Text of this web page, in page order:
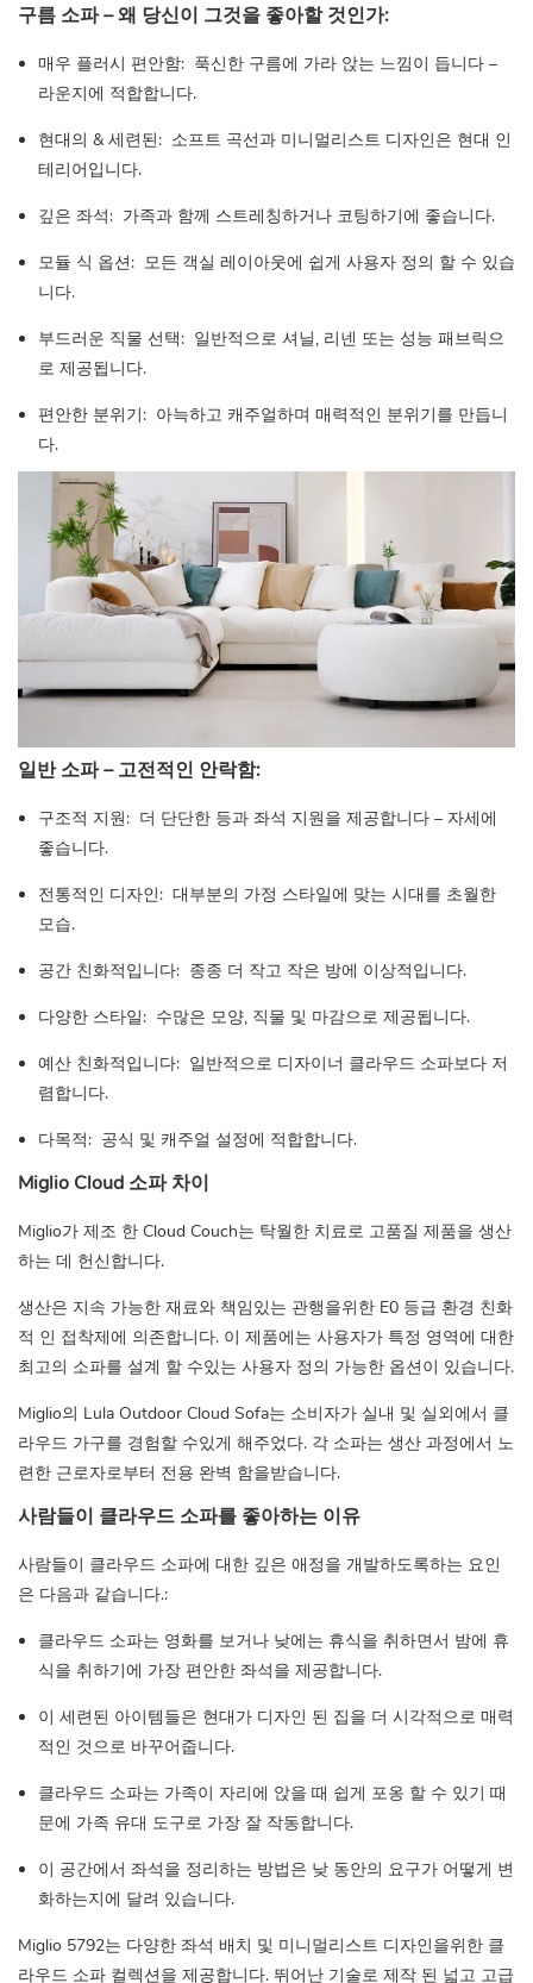
구름 소파 – 왜 당신이 그것을 좋아할 것인가:
매우 플러시 편안함: 푹신한 구름에 가라 앉는 느낌이 듭니다 –
라운지에 적합합니다.
현대의 & 세련된: 소프트 곡선과 미니멀리스트 디자인은 현대 인
테리어입니다.
깊은 좌석: 가족과 함께 스트레칭하거나 코팅하기에 좋습니다.
모듈 식 옵션: 모든 객실 레이아웃에 쉽게 사용자 정의 할 수 있습
니다.
부드러운 직물 선택: 일반적으로 셔닐, 리넨 또는 성능 패브릭으
로 제공됩니다.
편안한 분위기: 아늑하고 캐주얼하며 매력적인 분위기를 만듭니
다.
일반 소파 – 고전적인 안락함:
구조적 지원: 더 단단한 등과 좌석 지원을 제공합니다 – 자세에
좋습니다.
전통적인 디자인: 대부분의 가정 스타일에 맞는 시대를 초월한
모습.
공간 친화적입니다: 종종 더 작고 작은 방에 이상적입니다.
다양한 스타일: 수많은 모양, 직물 및 마감으로 제공됩니다.
예산 친화적입니다: 일반적으로 디자이너 클라우드 소파보다 저
렴합니다.
다목적: 공식 및 캐주얼 설정에 적합합니다.
Miglio Cloud 소파 차이
Miglio가 제조 한 Cloud Couch는 탁월한 치료로 고품질 제품을 생산
하는 데 헌신합니다.
생산은 지속 가능한 재료와 책임있는 관행을위한 E0 등급 환경 친화
적 인 접착제에 의존합니다. 이 제품에는 사용자가 특정 영역에 대한
최고의 소파를 설계 할 수있는 사용자 정의 가능한 옵션이 있습니다.
Miglio의 Lula Outdoor Cloud Sofa는 소비자가 실내 및 실외에서 클
라우드 가구를 경험할 수있게 해주었다. 각 소파는 생산 과정에서 노
련한 근로자로부터 전용 완벽 함을받습니다.
사람들이 클라우드 소파를 좋아하는 이유
사람들이 클라우드 소파에 대한 깊은 애정을 개발하도록하는 요인
은 다음과 같습니다.:
클라우드 소파는 영화를 보거나 낮에는 휴식을 취하면서 밤에 휴
식을 취하기에 가장 편안한 좌석을 제공합니다.
이 세련된 아이템들은 현대가 디자인 된 집을 더 시각적으로 매력
적인 것으로 바꾸어줍니다.
클라우드 소파는 가족이 자리에 앉을 때 쉽게 포옹 할 수 있기 때
문에 가족 유대 도구로 가장 잘 작동합니다.
이 공간에서 좌석을 정리하는 방법은 낮 동안의 요구가 어떻게 변
화하는지에 달려 있습니다.
Miglio 5792는 다양한 좌석 배치 및 미니멀리스트 디자인을위한 클
라우드 소파 컬렉션을 제공합니다. 뛰어난 기술로 제작 된 넓고 고급